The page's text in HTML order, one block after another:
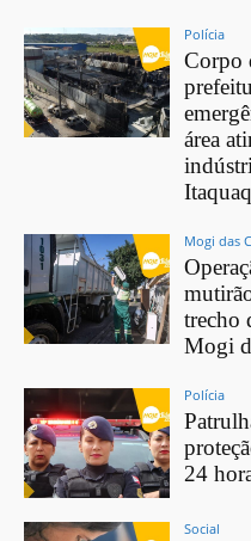
Polícia
Corpo
área
Mogi das
trecho
Mogi
Polícia
24
Social